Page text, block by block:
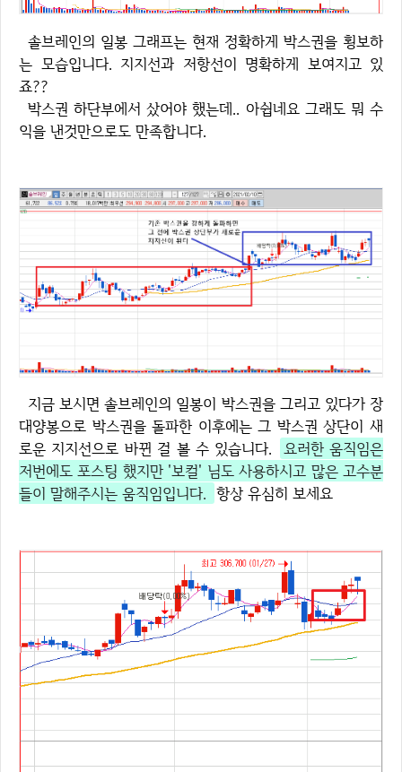
솔브레인의 일봉 그래프는 현재 정확하게 박스권을 횡보하
는 모습입니다. 지지선과 저항선이 명확하게 보여지고 있
죠??
박스권 하단부에서 샀어야 했는데.. 아쉽네요 그래도 뭐 수
익을 낸것만으로도 만족합니다.
지금 보시면 솔브레인의 일봉이 박스권을 그리고 있다가 장
대양봉으로 박스권을 돌파한 이후에는 그 박스권 상단이 새
로운 지지선으로 바뀐 걸 볼 수 있습니다.
요러한 움직임은
저번에도 포스팅 했지만 '보컬' 님도 사용하시고 많은 고수분
들이 말해주시는 움직임입니다. 항상 유심히 보세요